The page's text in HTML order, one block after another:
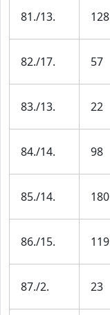
81./13. 128
82./17. 57
83./13. 22
84./14. 98
85./14. 180
86./15. 119
87./2. 23